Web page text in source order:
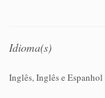
Idioma(s)
Inglês, Inglês e